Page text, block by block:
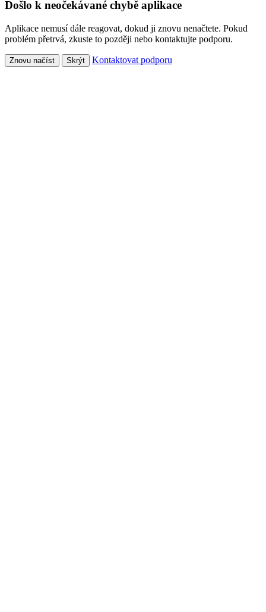
Došlo k neočekávané chybě aplikace
Aplikace nemusí dále reagovat, dokud ji znovu nenačtete. Pokud
problém přetrvá, zkuste to později nebo kontaktujte podporu.
Znovu načíst Skrýt Kontaktovat podporu